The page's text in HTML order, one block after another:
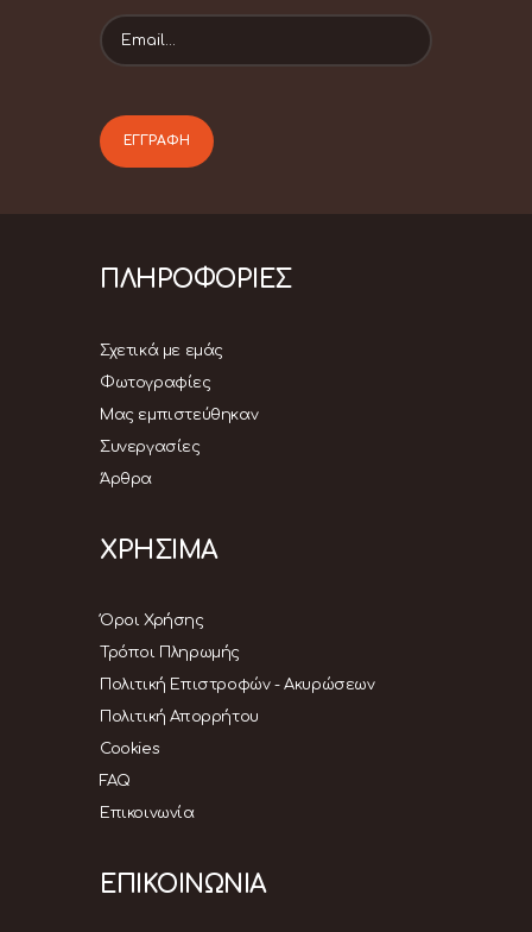
ΠΛΗΡΟΦΟΡΙΕΣ
Σχετικά με εμάς
Φωτογραφίες
Μας εμπιστεύθηκαν
Συνεργασίες
Άρθρα
ΧΡΗΣΙΜΑ
Όροι Χρήσης
Τρόποι Πληρωμής
Πολιτική Επιστροφών - Ακυρώσεων
Πολιτική Απορρήτου
Cookies
FAQ
Επικοινωνία
ΕΠΙΚΟΙΝΩΝΙΑ